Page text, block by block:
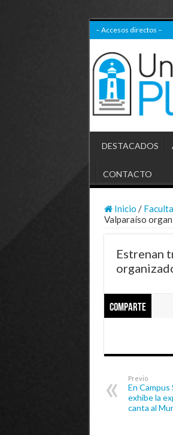
– Accesos directos –
DESTACADOS
CONTACTO
Inicio /
Valparaíso
Estrenan
Comparte
Previo
En Campus
exhibe la
canta al